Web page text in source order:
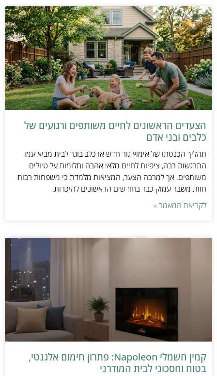
הצעדים הראשונים לחיים משותפים ורגועים של
כלבים ובני אדם
תהליך הכנסתו של אימוץ גור חדש או כלב בוגר לבית מביא עמו
התרגשות רבה, ציפיות לחיים מלאי אהבה וחלומות על טיולים
משותפים. אך למרבה הצער, המציאות מלמדת כי משפחות רבות
חוות משבר עמוק כבר בחודשים הראשונים להיכרות.
לקריאת המאמר »
קמין חשמלי Napoleon: פתרון חימום אלגנטי,
בטוח וחסכוני לבית המודרני